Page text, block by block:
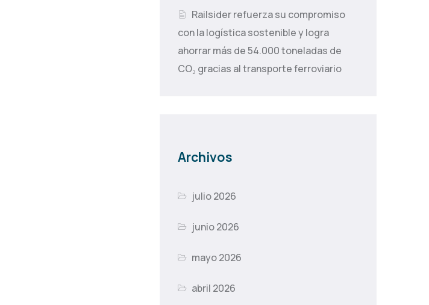
Railsider refuerza su compromiso
con la logística sostenible y logra
ahorrar más de 54.000 toneladas de
CO₂ gracias al transporte ferroviario
Archivos
julio 2026
junio 2026
mayo 2026
abril 2026